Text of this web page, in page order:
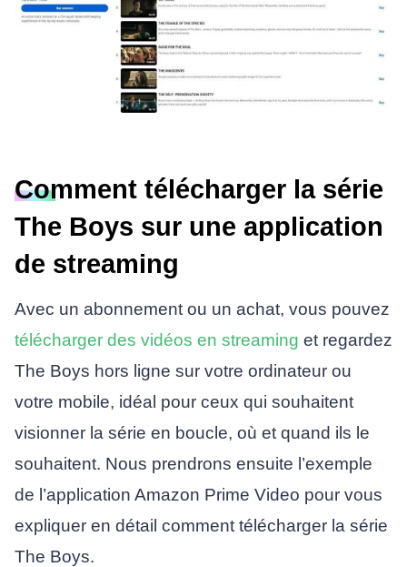
Comment télécharger la série
The Boys sur une application
de streaming
Avec un abonnement ou un achat, vous pouvez
télécharger des vidéos en streaming et regardez
The Boys hors ligne sur votre ordinateur ou
votre mobile, idéal pour ceux qui souhaitent
visionner la série en boucle, où et quand ils le
souhaitent. Nous prendrons ensuite l’exemple
de l’application Amazon Prime Video pour vous
expliquer en détail comment télécharger la série
The Boys.